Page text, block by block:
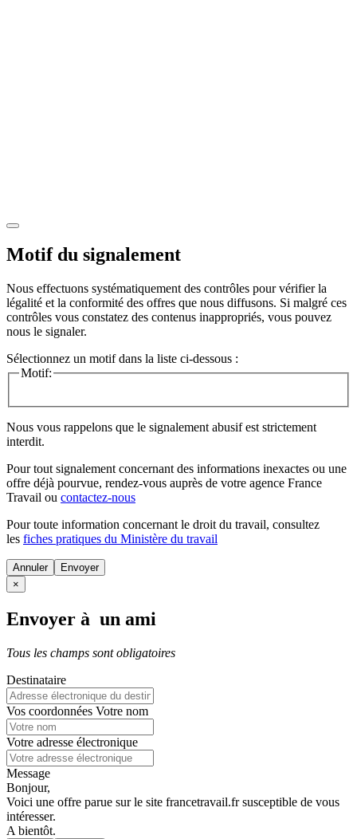
Motif du signalement
Nous effectuons systématiquement des contrôles pour vérifier la
légalité et la conformité des offres que nous diffusons. Si malgré ces
contrôles vous constatez des contenus inappropriés, vous pouvez
nous le signaler.
Sélectionnez un motif dans la liste ci-dessous :
Motif:
Nous vous rappelons que le signalement abusif est strictement
interdit.
Pour tout signalement concernant des informations inexactes ou une
offre déjà pourvue, rendez-vous auprès de votre agence France
Travail ou contactez-nous
Pour toute information concernant le droit du travail, consultez
les fiches pratiques du Ministère du travail
Annuler
×
Envoyer à un ami
Tous les champs sont obligatoires
Destinataire
Vos coordonnées Votre nom
Votre adresse électronique
Message
Bonjour,
Voici une offre parue sur le site francetravail.fr susceptible de vous
intéresser.
A bientôt.